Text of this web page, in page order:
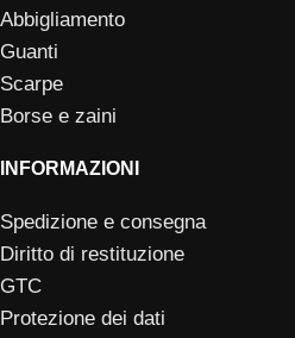
Abbigliamento
Guanti
Scarpe
Borse e zaini
INFORMAZIONI
Spedizione e consegna
Diritto di restituzione
GTC
Protezione dei dati